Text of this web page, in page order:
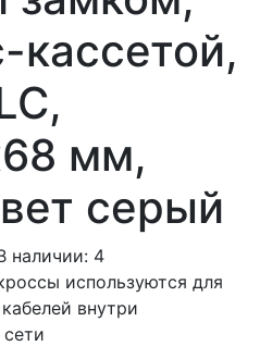
кассетой,
мм,
серый
наличии: 4
используются для
внутри